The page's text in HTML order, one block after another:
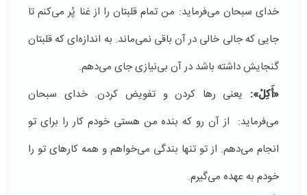
خدای سبحان می‌فرماید: من تمام قلبتان را از غنا پُر می‌کنم تا
جایی که جالی خالی در آن باقی نمی‌ماند. به اندازه‌ای که قلبتان
گنجایش داشته باشد در آن بی‌نیازی جای می‌دهم.
«أَكِلْ»: یعنی رها کردن و تفویض کردن. خدای سبحان
می‌فرماید: از آن رو که بنده من هستی خودم کار را برای تو
انجام می‌دهم. از تو تنها بندگی می‌خواهم و همه کارهای تو را
خودم به عهده می‌گیرم.